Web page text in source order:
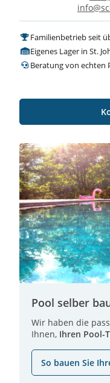
Familienbetrieb seit
Eigenes Lager in St.
Beratung von echten
Pool selber
Wir haben die
Ihnen, Ihren Pool-
So bauen Sie